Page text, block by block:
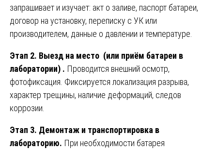
запрашивает и изучает: акт о заливе, паспорт батареи,
договор на установку, переписку с УК или
производителем, данные о давлении и температуре.
Этап 2. Выезд на место (или приём батареи в
лаборатории) . Проводится внешний осмотр,
фотофиксация. Фиксируется локализация разрыва,
характер трещины, наличие деформаций, следов
коррозии.
Этап 3. Демонтаж и транспортировка в
лабораторию. При необходимости батарея